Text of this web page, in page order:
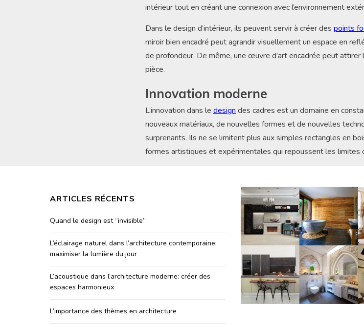
intérieur tout en créant une connexion avec l’environnement
Dans le design d’intérieur, ils peuvent servir à créer des points
miroir bien encadré peut agrandir visuellement un espace en
de profondeur. De même, une œuvre d’art encadrée peut attirer
pièce.
Innovation moderne
L’innovation dans le design des cadres est un domaine en
nouveaux matériaux, de nouvelles formes et de nouvelles
surprenants. Ils ne se limitent plus aux simples rectangles en
formes artistiques et expérimentales qui repoussent les limites
ARTICLES RÉCENTS
Quand le design est “invisible”
L’éclairage naturel dans l’architecture contemporaine:
maximiser la lumière du jour
L’acoustique dans l’architecture moderne: créer des
espaces harmonieux
L’importance des thèmes en architecture